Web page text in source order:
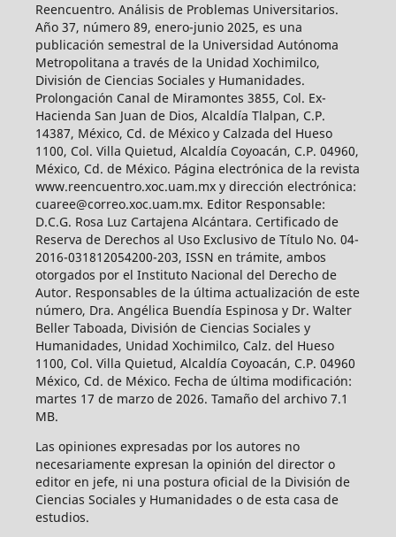
Reencuentro. Análisis de Problemas Universitarios.
Año 37, número 89, enero-junio 2025, es una
publicación semestral de la Universidad Autónoma
Metropolitana a través de la Unidad Xochimilco,
División de Ciencias Sociales y Humanidades.
Prolongación Canal de Miramontes 3855, Col. Ex-
Hacienda San Juan de Dios, Alcaldía Tlalpan, C.P.
14387, México, Cd. de México y Calzada del Hueso
1100, Col. Villa Quietud, Alcaldía Coyoacán, C.P. 04960,
México, Cd. de México. Página electrónica de la revista
www.reencuentro.xoc.uam.mx y dirección electrónica:
cuaree@correo.xoc.uam.mx. Editor Responsable:
D.C.G. Rosa Luz Cartajena Alcántara. Certificado de
Reserva de Derechos al Uso Exclusivo de Título No. 04-
2016-031812054200-203, ISSN en trámite, ambos
otorgados por el Instituto Nacional del Derecho de
Autor. Responsables de la última actualización de este
número, Dra. Angélica Buendía Espinosa y Dr. Walter
Beller Taboada, División de Ciencias Sociales y
Humanidades, Unidad Xochimilco, Calz. del Hueso
1100, Col. Villa Quietud, Alcaldía Coyoacán, C.P. 04960
México, Cd. de México. Fecha de última modificación:
martes 17 de marzo de 2026. Tamaño del archivo 7.1
MB.
Las opiniones expresadas por los autores no
necesariamente expresan la opinión del director o
editor en jefe, ni una postura oficial de la División de
Ciencias Sociales y Humanidades o de esta casa de
estudios.